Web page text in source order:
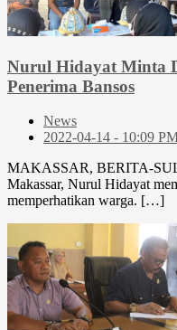
Nurul Hidayat Minta
Penerima Bansos
News
2022-04-14 - 10:09
MAKASSAR, BERITA-
Makassar, Nurul Hidayat
memperhatikan warga. […]